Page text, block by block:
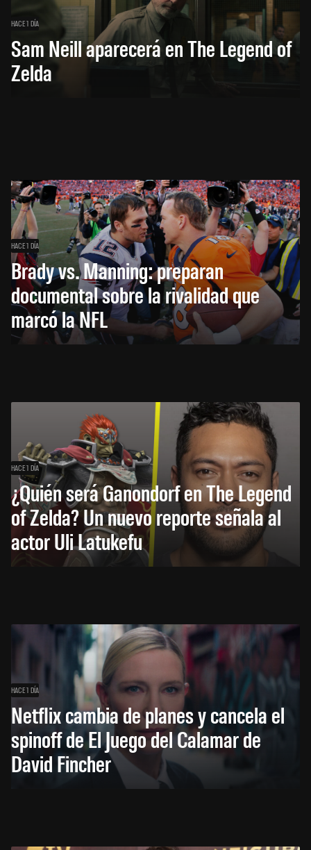
HACE 1 DÍA
Sam Neill aparecerá en The Legend of
Zelda
HACE 1 DÍA
Brady vs. Manning: preparan
documental sobre la rivalidad que
marcó la NFL
HACE 1 DÍA
¿Quién será Ganondorf en The Legend
of Zelda? Un nuevo reporte señala al
actor Uli Latukefu
HACE 1 DÍA
Netflix cambia de planes y cancela el
spinoff de El Juego del Calamar de
David Fincher